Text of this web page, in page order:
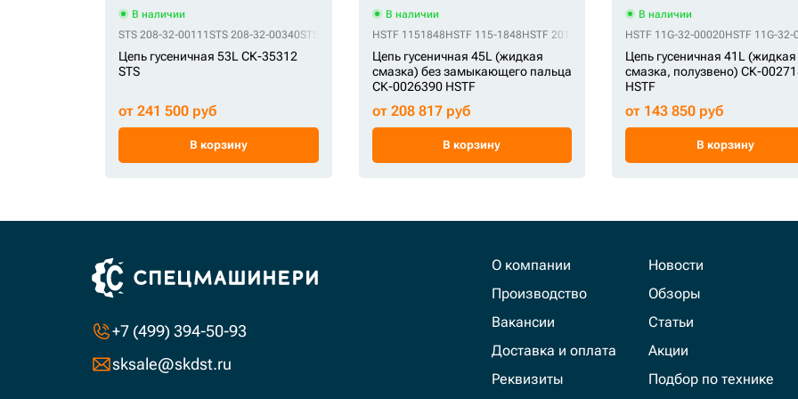
В наличии
STS 208-32-00111STS 208-32-00340STS 2272-6143ASTS 71401099STS 81NB-25600STS 81NB-25601 STS 84E7-00191STS 9084356STS
Цепь гусеничная 53L СК-35312
STS
от 241 500 руб
В корзину
В наличии
HSTF 1151848HSTF 115-1848HSTF 201-9116 HSTF 2131933HSTF 213-1933HSTF
Цепь гусеничная 45L (жидкая
смазка) без замыкающего пальца
СК-0026390 HSTF
от 208 817 руб
В корзину
В наличии
HSTF 11G-32-00020HSTF 11G-32-
Цепь гусеничная 41L (жидкая
смазка, полузвено) СК-
HSTF
от 143 850 руб
В корзину
+7 (499) 394-50-93
sksale@skdst.ru
О компании
Производство
Вакансии
Доставка и оплата
Реквизиты
Новости
Обзоры
Статьи
Акции
Подбор по технике